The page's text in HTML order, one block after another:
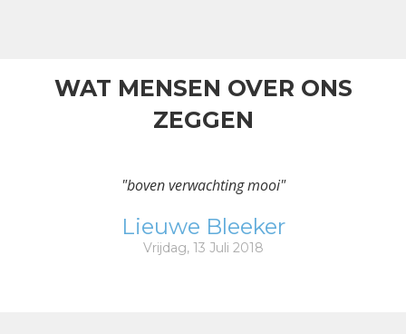
WAT MENSEN OVER ONS
ZEGGEN
"boven verwachting mooi"
Lieuwe Bleeker
Vrijdag, 13 Juli 2018